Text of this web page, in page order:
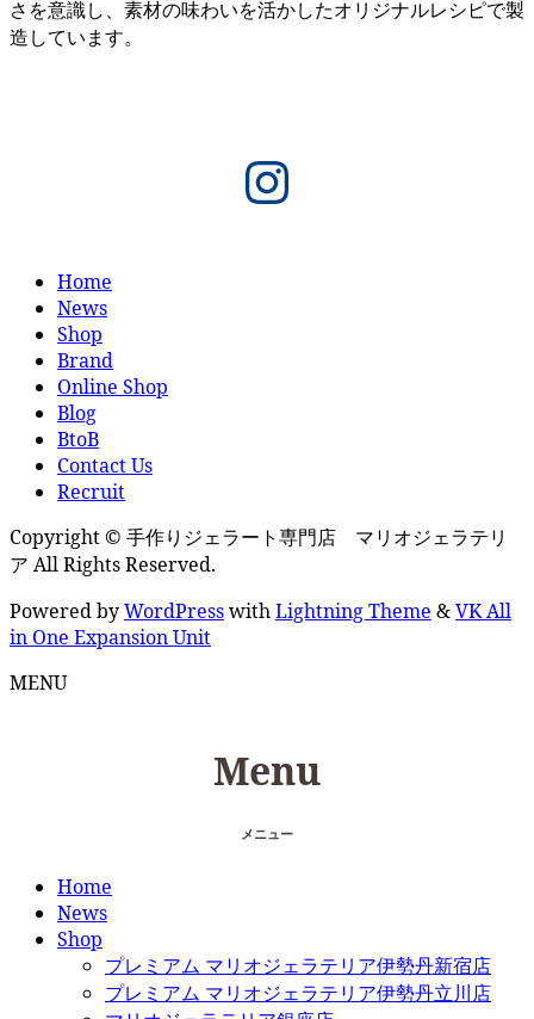
さを意識し、素材の味わいを活かしたオリジナルレシピで製
造しています。
Instagram
Home
News
Shop
Brand
Online Shop
Blog
BtoB
Contact Us
Recruit
Copyright © 手作りジェラート専門店 マリオジェラテリ
ア All Rights Reserved.
Powered byWordPresswithLightning Theme &VK All
in One Expansion Unit
MENU
Menu
メニュー
Home
News
Shop
プレミアム マリオジェラテリア伊勢丹新宿店
プレミアム マリオジェラテリア伊勢丹立川店